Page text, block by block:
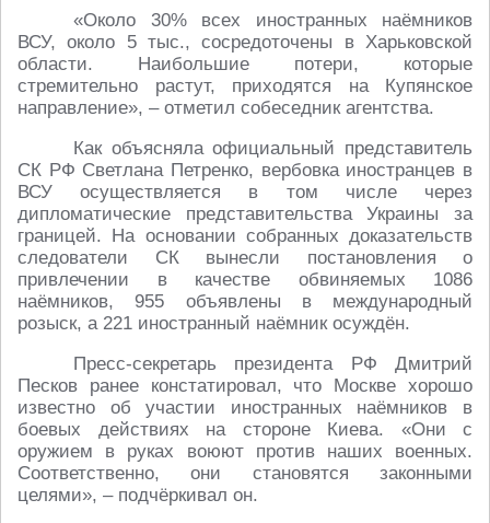
«Около 30% всех иностранных наёмников
ВСУ, около 5 тыс., сосредоточены в Харьковской
области. Наибольшие потери, которые
стремительно растут, приходятся на Купянское
направление», – отметил собеседник агентства.
Как объясняла официальный представитель
СК РФ Светлана Петренко, вербовка иностранцев в
ВСУ осуществляется в том числе через
дипломатические представительства Украины за
границей. На основании собранных доказательств
следователи СК вынесли постановления о
привлечении в качестве обвиняемых 1086
наёмников, 955 объявлены в международный
розыск, а 221 иностранный наёмник осуждён.
Пресс-секретарь президента РФ Дмитрий
Песков ранее констатировал, что Москве хорошо
известно об участии иностранных наёмников в
боевых действиях на стороне Киева. «Они с
оружием в руках воюют против наших военных.
Соответственно, они становятся законными
целями», – подчёркивал он.